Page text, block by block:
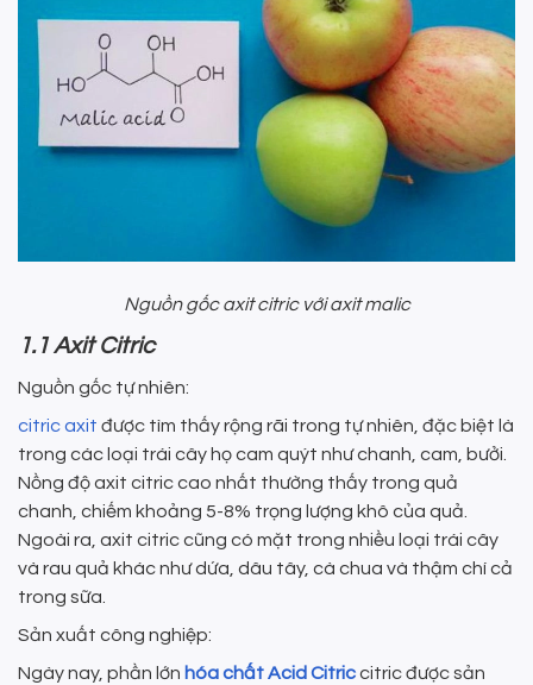
Nguồn gốc axit citric với axit malic
1.1 Axit Citric
Nguồn gốc tự nhiên:
citricaxit được tìm thấy rộng rãi trong tự nhiên, đặc biệt là
trong các loại trái cây họ cam quýt như chanh, cam, bưởi.
Nồng độ axit citric cao nhất thường thấy trong quả
chanh, chiếm khoảng 5-8% trọng lượng khô của quả.
Ngoài ra, axit citric cũng có mặt trong nhiều loại trái cây
và rau quả khác như dứa, dâu tây, cà chua và thậm chí cả
trong sữa.
Sản xuất công nghiệp:
Ngày nay, phần lớn hóa chất Acid Citriccitric được sản